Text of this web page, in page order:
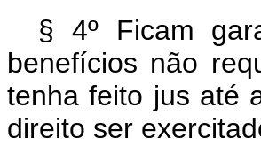
§ 4º Ficam
benefícios não
tenha feito jus até
direito ser